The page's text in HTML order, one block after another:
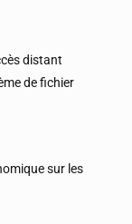
distant
de fichier
sur les